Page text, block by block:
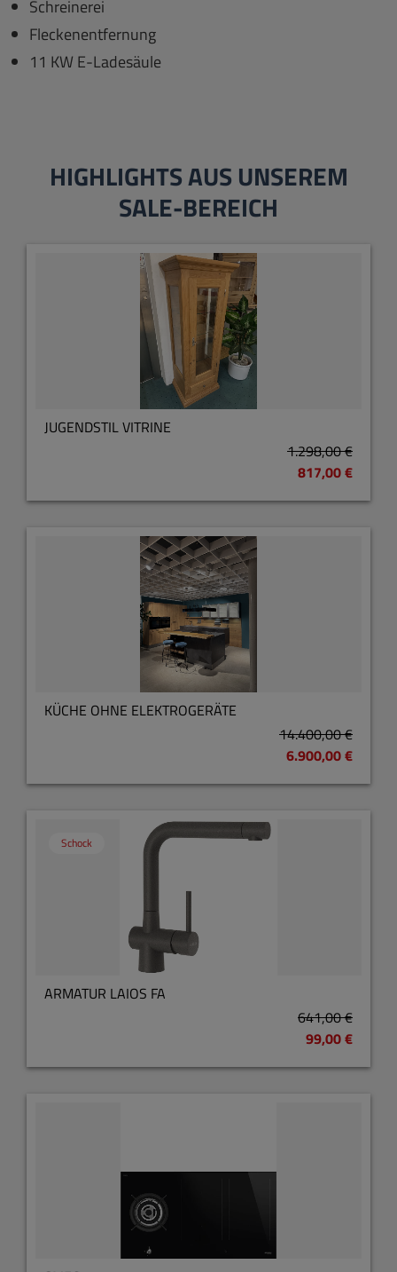
Schreinerei
Fleckenentfernung
11 KW E-Ladesäule
HIGHLIGHTS AUS UNSEREM
SALE-BEREICH
JUGENDSTIL VITRINE
1.298,00 €
817,00 €
KÜCHE OHNE ELEKTROGERÄTE
14.400,00 €
6.900,00 €
Schock
ARMATUR LAIOS FA
641,00 €
99,00 €